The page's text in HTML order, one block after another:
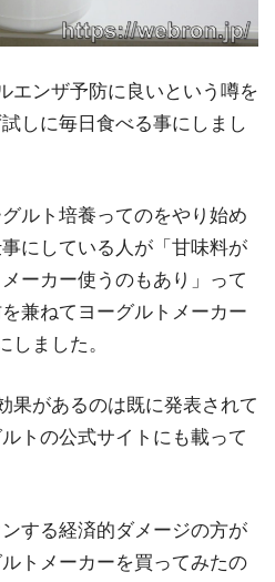
エンザ予防に良いという噂を
しに毎日食べる事にしまし
ルト培養ってのをやり始め
にしている人が「甘味料が
ーカー使うのもあり」って
兼ねてヨーグルトメーカー
しました。
果があるのは既に発表されて
トの公式サイトにも載って
する経済的ダメージの方が
トメーカーを買ってみたの